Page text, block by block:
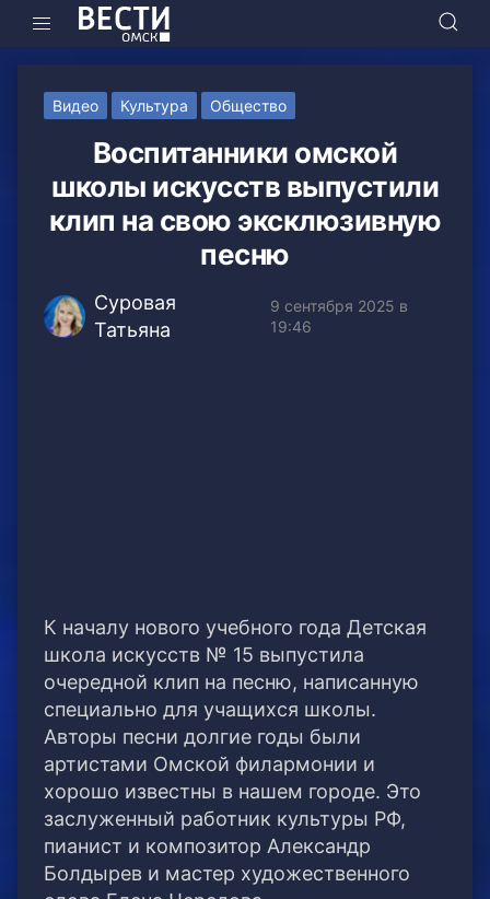
Видео Культура Общество
Воспитанники омской
школы искусств выпустили
клип на свою эксклюзивную
песню
Суровая
Татьяна
9 сентября 2025 в
19:46
К началу нового учебного года Детская
школа искусств № 15 выпустила
очередной клип на песню, написанную
специально для учащихся школы.
Авторы песни долгие годы были
артистами Омской филармонии и
хорошо известны в нашем городе. Это
заслуженный работник культуры РФ,
пианист и композитор Александр
Болдырев и мастер художественного